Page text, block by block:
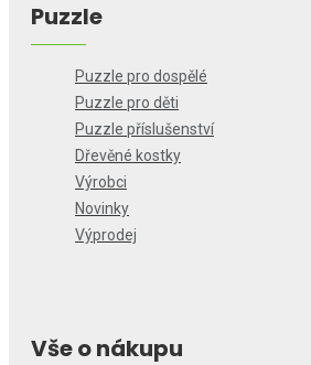
Puzzle
Puzzle pro dospělé
Puzzle pro děti
Puzzle příslušenství
Dřevěné kostky
Výrobci
Novinky
Výprodej
Vše o nákupu